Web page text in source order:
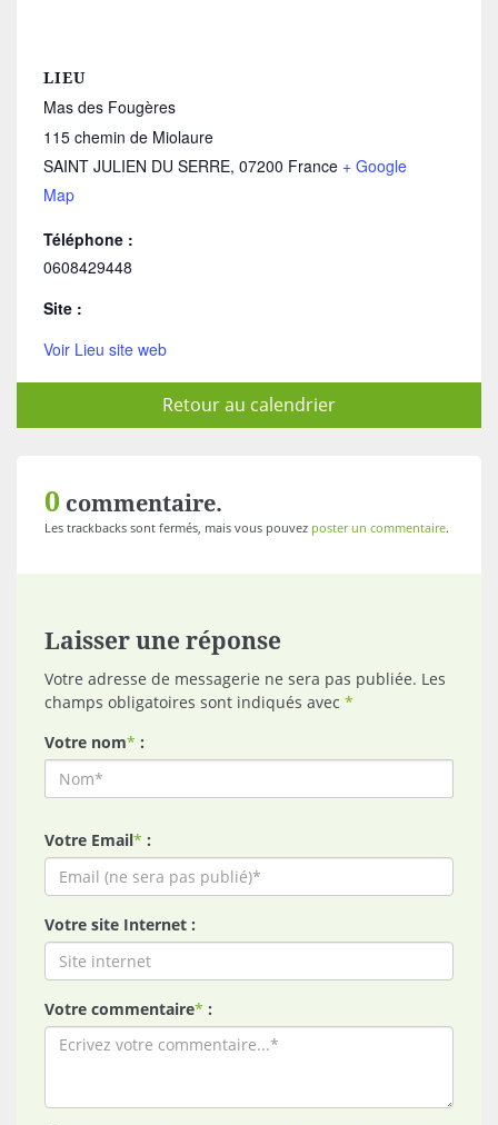
LIEU
Mas des Fougères
115 chemin de Miolaure
SAINT JULIEN DU SERRE, 07200 France + Google
Map
Téléphone :
0608429448
Site :
Voir Lieu site web
Retour au calendrier
0 commentaire.
Les trackbacks sont fermés, mais vous pouvez poster un commentaire.
Laisser une réponse
Votre adresse de messagerie ne sera pas publiée. Les
champs obligatoires sont indiqués avec *
Votre nom* :
Votre Email* :
Votre site Internet :
Votre commentaire* :